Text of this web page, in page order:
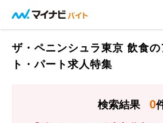
ザ・ペニンシュラ東京 飲食
ト・パート求人特集
検索結果 0